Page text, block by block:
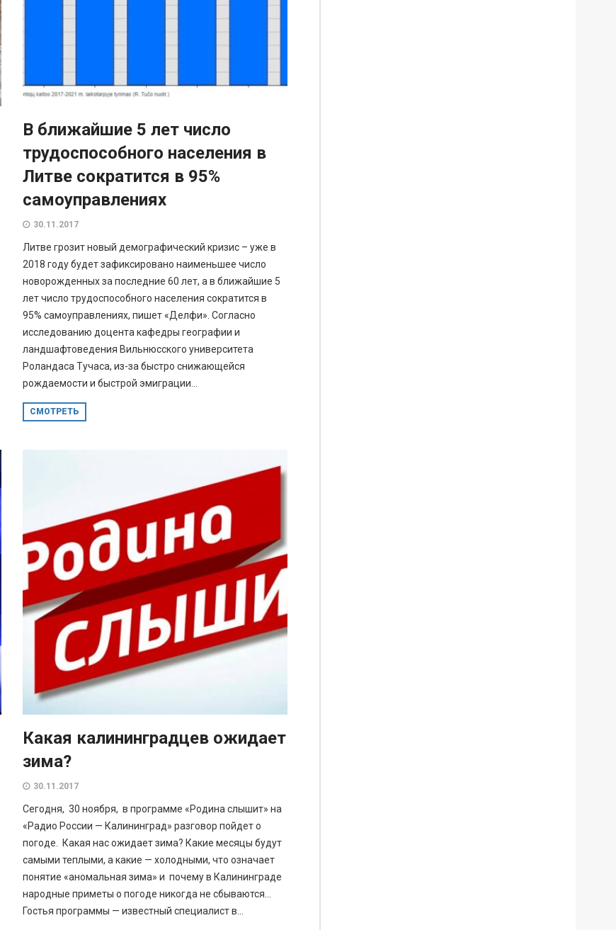
В ближайшие 5 лет число
трудоспособного населения в
Литве сократится в 95%
самоуправлениях
30.11.2017
Литве грозит новый демографический кризис – уже в
2018 году будет зафиксировано наименьшее число
новорожденных за последние 60 лет, а в ближайшие 5
лет число трудоспособного населения сократится в
95% самоуправлениях, пишет «Делфи». Согласно
исследованию доцента кафедры географии и
ландшафтоведения Вильнюсского университета
Роландаса Тучаса, из-за быстро снижающейся
рождаемости и быстрой эмиграции...
СМОТРЕТЬ
Какая калининградцев ожидает
зима?
30.11.2017
Сегодня, 30 ноября, в программе «Родина слышит» на
«Радио России — Калининград» разговор пойдет о
погоде. Какая нас ожидает зима? Какие месяцы будут
самыми теплыми, а какие — холодными, что означает
понятие «аномальная зима» и почему в Калининграде
народные приметы о погоде никогда не сбываются…
Гостья программы — известный специалист в...